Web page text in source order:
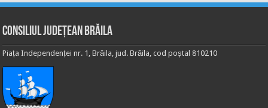
Consiliul Județean Brăila
Piața Independenței nr. 1, Brăila, jud. Brăila, cod poștal 810210